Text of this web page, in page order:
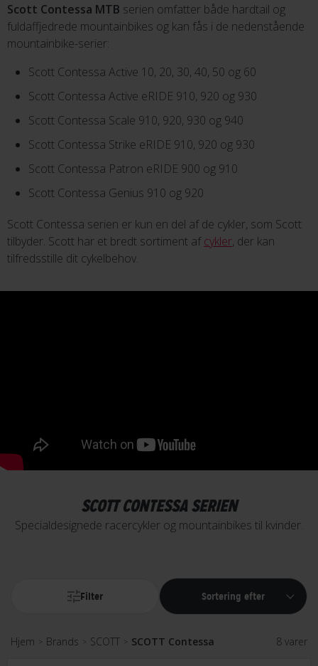
Scott Contessa MTB serien omfatter både hardtail og
fuldaffjedrede mountainbikes og kan fås i de nedenstående
mountainbike-serier:
Scott Contessa Active 10, 20, 30, 40, 50 og 60
Scott Contessa Active eRIDE 910, 920 og 930
Scott Contessa Scale 910, 920, 930 og 940
Scott Contessa Strike eRIDE 910, 920 og 930
Scott Contessa Patron eRIDE 900 og 910
Scott Contessa Genius 910 og 920
Scott Contessa serien er kun en del af de cykler, som Scott
tilbyder. Scott har et bredt sortiment afcykler, der kan
tilfredsstille dit cykelbehov.
SCOTT CONTESSA SERIEN
Specialdesignede racercykler og mountainbikes til kvinder.
Filter Sortering efter
Hjem > Brands > SCOTT > SCOTT Contessa 8 varer